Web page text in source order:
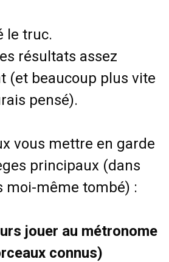
le truc.
résultats assez
(et beaucoup plus vite
pensé).
vous mettre en garde
principaux (dans
moi-même tombé) :
jouer au métronome
connus)